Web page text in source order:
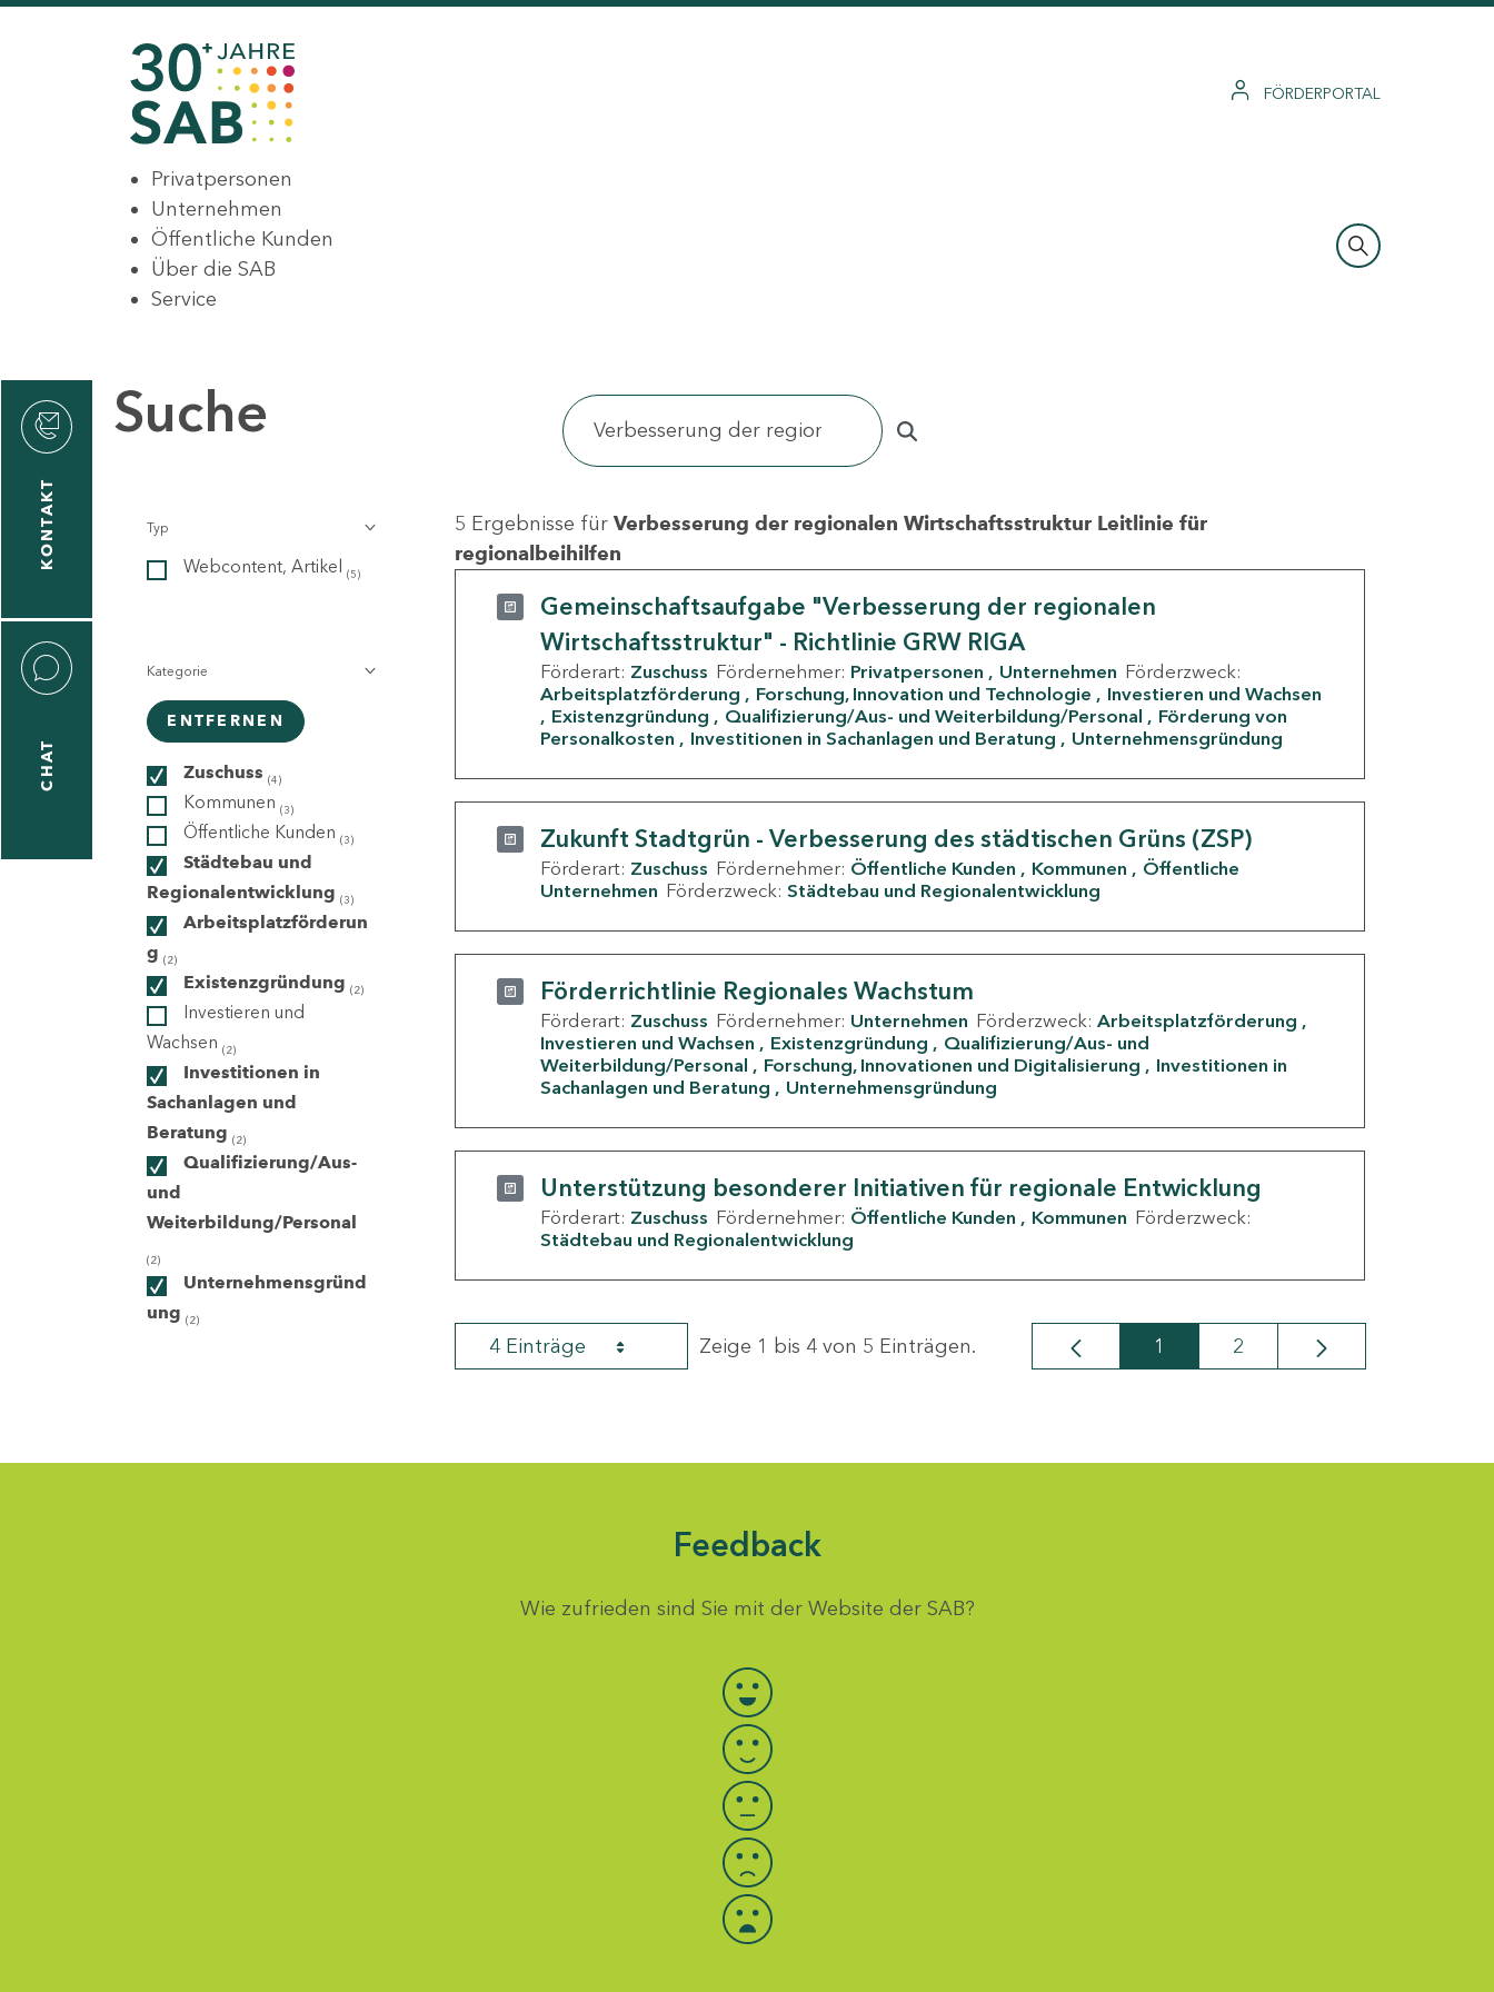
FÖRDERPORTAL
Privatpersonen
Unternehmen
Öffentliche Kunden
Über die SAB
Service
KONTAKT
CHAT
Suche
Typ
Webcontent, Artikel (5)
Kategorie
ENTFERNEN
Zuschuss (4)
Kommunen (3)
Öffentliche Kunden (3)
Städtebau und
Regionalentwicklung (3)
Arbeitsplatzförderun
g (2)
Existenzgründung (2)
Investieren und
Wachsen (2)
Investitionen in
Sachanlagen und
Beratung (2)
Qualifizierung/Aus-
und
Weiterbildung/Personal
(2)
Unternehmensgründ
ung (2)
5 Ergebnisse für Verbesserung der regionalen Wirtschaftsstruktur Leitlinie für
regionalbeihilfen
Gemeinschaftsaufgabe "Verbesserung der regionalen
Wirtschaftsstruktur" - Richtlinie GRW RIGA
Förderart: Zuschuss Fördernehmer: Privatpersonen Unternehmen Förderzweck:
Arbeitsplatzförderung
Forschung, Innovation und Technologie
Investieren und Wachsen
Existenzgründung
Qualifizierung/Aus- und Weiterbildung/Personal
Förderung von
Personalkosten
Investitionen in Sachanlagen und Beratung Unternehmensgründung
Zukunft Stadtgrün - Verbesserung des städtischen Grüns (ZSP)
Förderart: Zuschuss Fördernehmer: Öffentliche Kunden Kommunen
Öffentliche
Unternehmen Förderzweck: Städtebau und Regionalentwicklung
Förderrichtlinie Regionales Wachstum
Förderart: Zuschuss Fördernehmer: Unternehmen Förderzweck: Arbeitsplatzförderung
Investieren und Wachsen
Existenzgründung
Qualifizierung/Aus- und
Weiterbildung/Personal
Forschung, Innovationen und Digitalisierung
Investitionen in
Sachanlagen und Beratung
Unternehmensgründung
Unterstützung besonderer Initiativen für regionale Entwicklung
Förderart: Zuschuss Fördernehmer: Öffentliche Kunden Kommunen Förderzweck:
Städtebau und Regionalentwicklung
4 Einträge Zeige 1 bis 4 von 5 Einträgen. Seite
1 Seite
2
Feedback
Wie zufrieden sind Sie mit der Website der SAB?
Bewertung auswählen